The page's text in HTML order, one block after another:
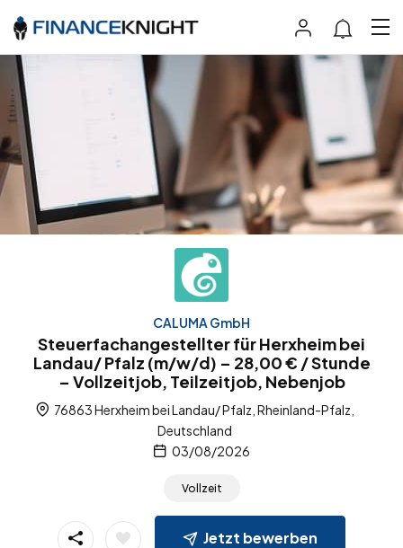
CALUMA GmbH
Steuerfachangestellter für Herxheim bei
Landau/ Pfalz (m/w/d) – 28,00 € / Stunde
– Vollzeitjob, Teilzeitjob, Nebenjob
76863 Herxheim bei Landau/ Pfalz, Rheinland-Pfalz,
Deutschland
03/08/2026
Vollzeit
Jetzt bewerben